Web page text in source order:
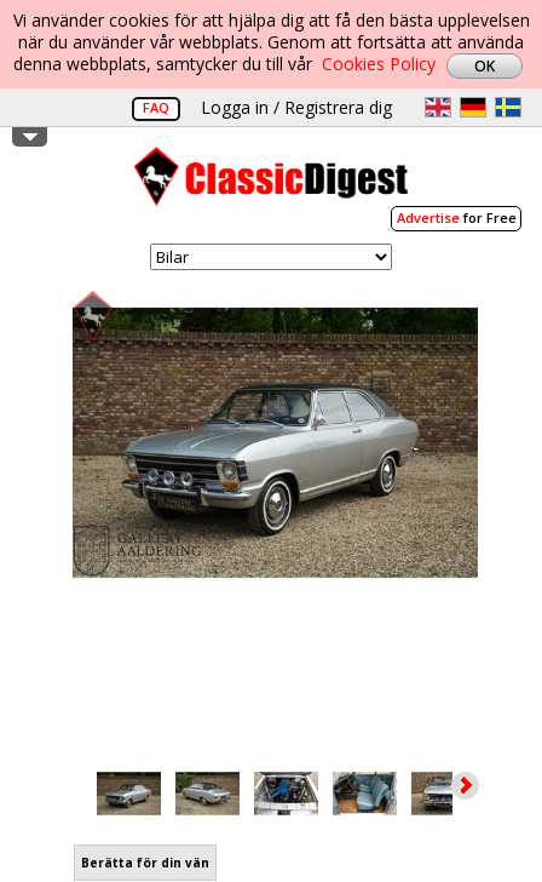
Vi använder cookies för att hjälpa dig att få den bästa upplevelsen
när du använder vår webbplats. Genom att fortsätta att använda
denna webbplats, samtycker du till vår Cookies Policy
FAQ Logga in / Registrera dig
Advertisefor Free
Berätta för din vän